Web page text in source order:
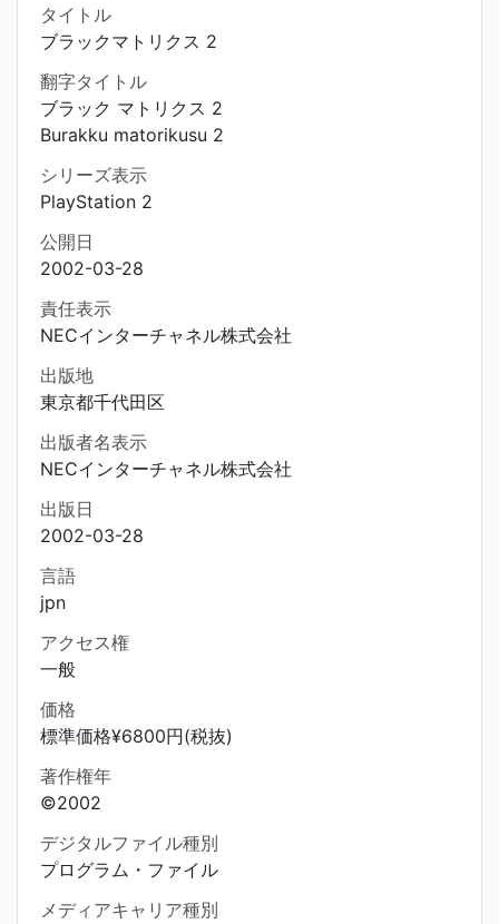
タイトル
ブラックマトリクス 2
翻字タイトル
ブラック マトリクス 2
Burakku matorikusu 2
シリーズ表示
PlayStation 2
公開日
2002-03-28
責任表示
NECインターチャネル株式会社
出版地
東京都千代田区
出版者名表示
NECインターチャネル株式会社
出版日
2002-03-28
言語
jpn
アクセス権
一般
価格
標準価格¥6800円(税抜)
著作権年
©2002
デジタルファイル種別
プログラム・ファイル
メディアキャリア種別